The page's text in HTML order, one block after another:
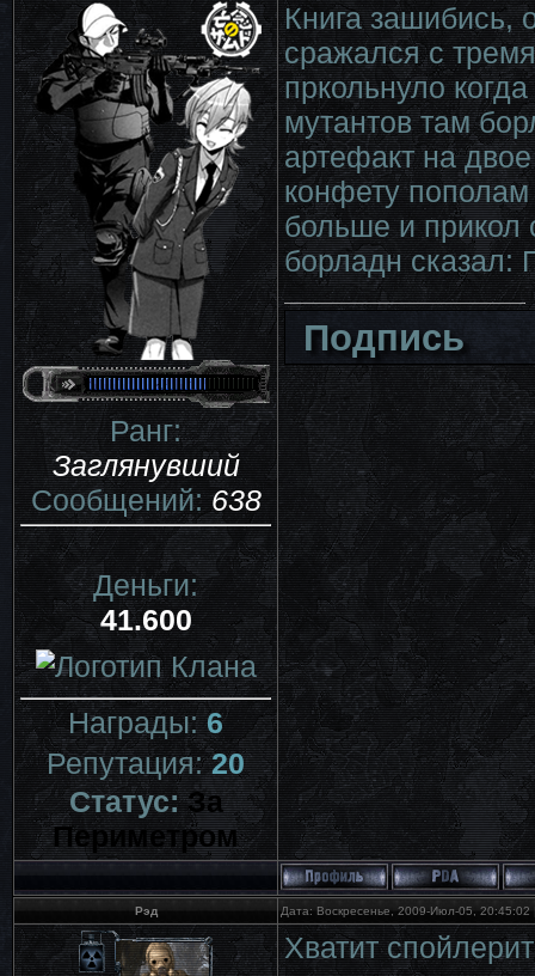
Ранг:
Заглянувший
Сообщений:638
Деньги:
41.600
Награды:6
Репутация:20
Статус:За
Периметром
Книга зашибись,
сражался с
пркольнуло
мутантов там
артефакт на
конфету
больше и прикол
борладн сказал:
Подпись
Рэд Дата: Воскресенье, 2009-Июл-05,
Хватит